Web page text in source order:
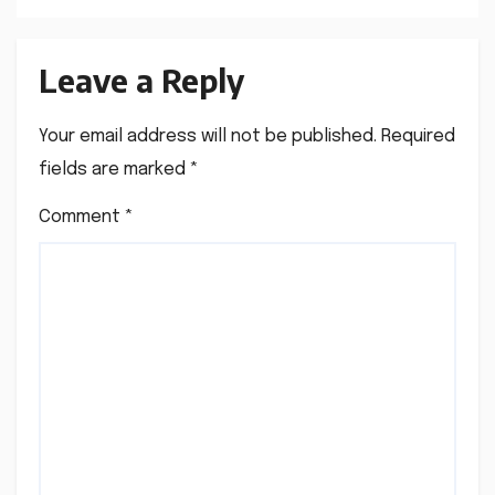
Leave a Reply
Your email address will not be published. Required
fields are marked *
Comment *